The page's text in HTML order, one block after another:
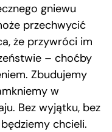
gniewu
przechwycić
że przywróci im
– choćby
Zbudujemy
w
Bez wyjątku, bez
chcieli.